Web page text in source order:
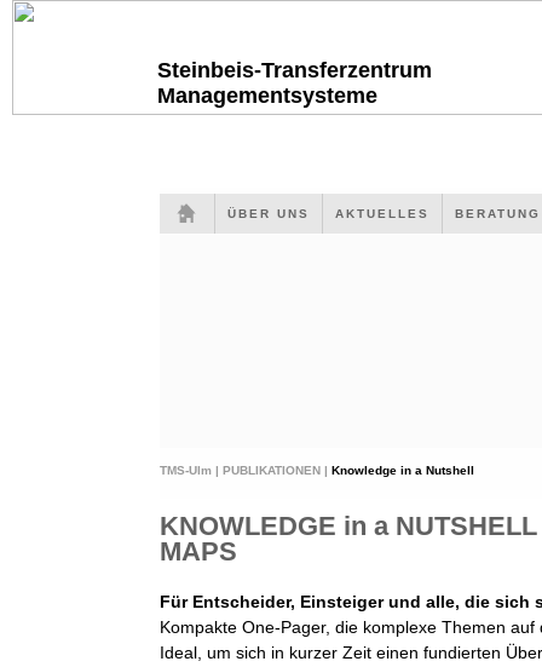
Steinbeis-Transferzentrum
Managementsysteme
ÜBER UNS AKTUELLES
TMS-Ulm | PUBLIKATIONEN | Knowledge in a Nutshell
KNOWLEDGE in a
MAPS
Für Entscheider, Einsteiger und alle, die sich
Kompakte One-Pager, die komplexe Themen
Ideal, um sich in kurzer Zeit einen fundierten